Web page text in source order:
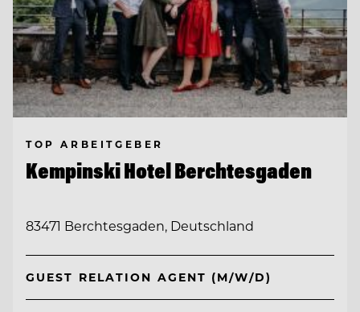
TOP ARBEITGEBER
Kempinski Hotel Berchtesgaden
83471 Berchtesgaden, Deutschland
GUEST RELATION AGENT (M/W/D)